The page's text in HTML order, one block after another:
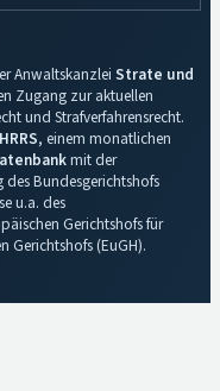
Anwaltskanzlei Strate und
Zugang zur aktuellen
und Strafverfahrensrecht.
HRRS, einem monatlichen
mit der
Bundesgerichtshofs
u.a. des
Gerichtshofs für
Gerichtshofs (EuGH).